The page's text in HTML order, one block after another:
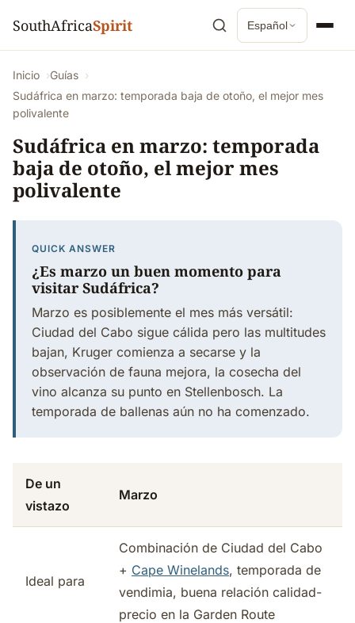
SouthAfricaSpirit Español
Inicio
Guías
Sudáfrica en marzo: temporada baja de otoño, el mejor mes
polivalente
Sudáfrica en marzo: temporada
baja de otoño, el mejor mes
polivalente
QUICK ANSWER
¿Es marzo un buen momento para
visitar Sudáfrica?
Marzo es posiblemente el mes más versátil:
Ciudad del Cabo sigue cálida pero las multitudes
bajan, Kruger comienza a secarse y la
observación de fauna mejora, la cosecha del
vino alcanza su punto en Stellenbosch. La
temporada de ballenas aún no ha comenzado.
De un
vistazo
Marzo
Ideal para
Combinación de Ciudad del Cabo
+ Cape Winelands, temporada de
vendimia, buena relación calidad-
precio en la Garden Route